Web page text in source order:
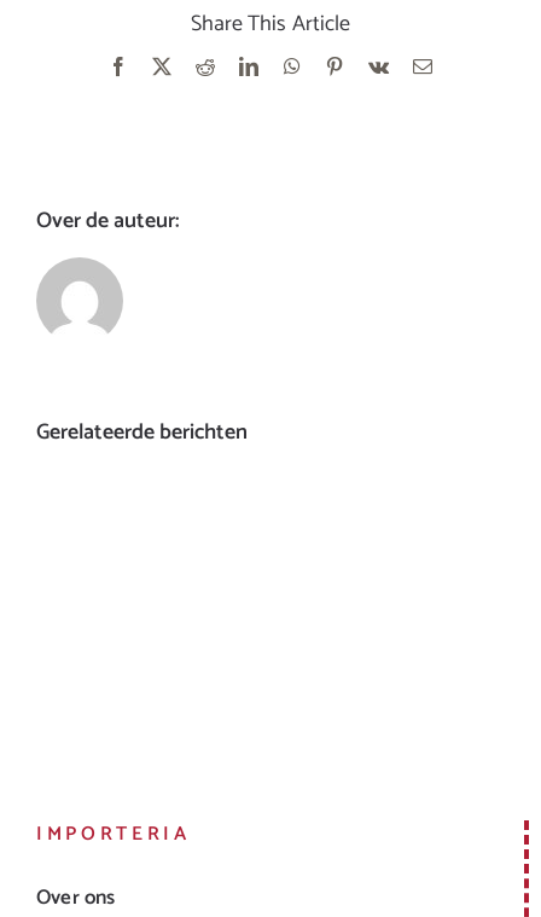
Share This Article
Facebook RedditLinkedInWhatsApp
Pinterest
Vk
E-
Over de auteur:
Gerelateerde berichten
IMPORTERIA
Over ons